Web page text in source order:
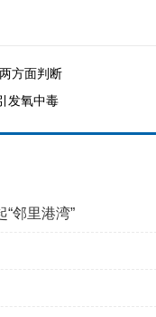
方面判断
发氧中毒
邻里港湾”